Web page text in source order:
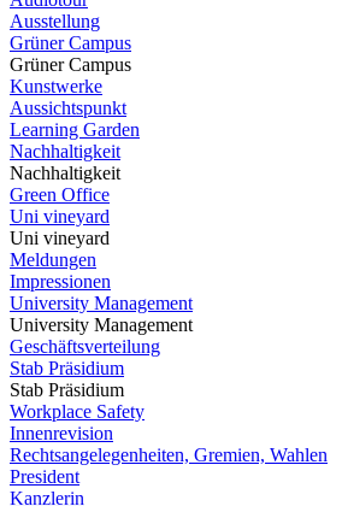
Ausstellung
Grüner Campus
Grüner Campus
Kunstwerke
Aussichtspunkt
Learning Garden
Nachhaltigkeit
Nachhaltigkeit
Green Office
Uni vineyard
Uni vineyard
Meldungen
Impressionen
University Management
University Management
Geschäftsverteilung
Stab Präsidium
Stab Präsidium
Workplace Safety
Innenrevision
Rechtsangelegenheiten, Gremien, Wahlen
President
Kanzlerin